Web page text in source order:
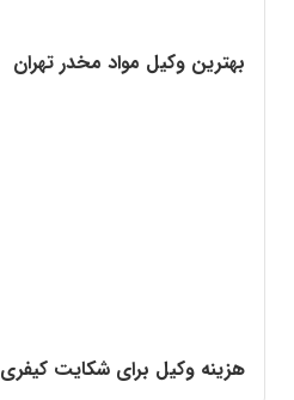
بهترین وکیل مواد مخدر تهران
هزینه وکیل برای شکایت کیفری